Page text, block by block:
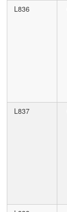
L836
L837